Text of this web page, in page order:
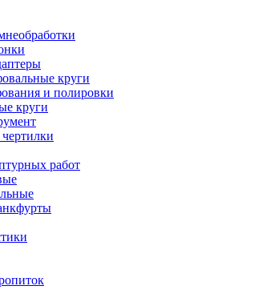
круги
и полировки
круги
работ